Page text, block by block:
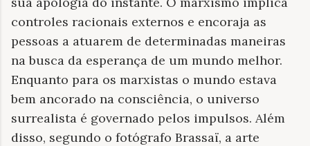
controles racionais externos e encoraja as
pessoas a atuarem de determinadas maneiras
na busca da esperança de um mundo melhor.
Enquanto para os marxistas o mundo estava
bem ancorado na consciência, o universo
surrealista é governado pelos impulsos. Além
disso, segundo o fotógrafo Brassaï, a arte